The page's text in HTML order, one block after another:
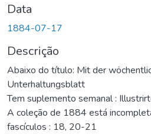
Data
1884-07-17
Descrição
Abaixo do título: Mit der
Unterhaltungsblatt
Tem suplemento semanal :
A coleção de 1884 está
fascículos : 18, 20-21